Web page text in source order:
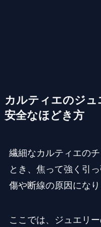
カルティエのジ
安全なほどき方
繊細なカルティエの
とき、焦って強く引
傷や断線の原因になり
ここでは、ジュエリ